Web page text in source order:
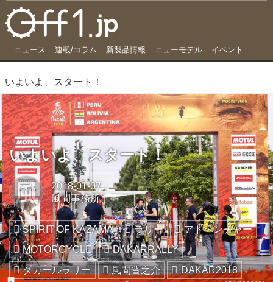
ニュース 連載/コラム 新製品情報 ニューモデル イベント
いよいよ、スタート！
いよいよ、スタート！
風
2018-01-07
風間事務所
SPIRIT OF KAZAMA ラリー
アドベンチャー
MOTORCYCLE
DAKARRALLY
ダカールラリー
風間晋之介 DAKAR2018